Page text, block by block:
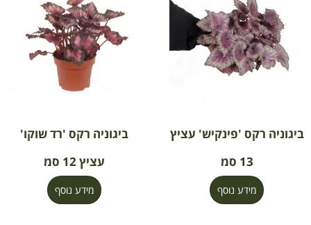
ביגוניה רקס 'פינקיש' עציץ
13 סמ
מידע נוסף
ביגוניה רקס 'רד שוקו'
עציץ 12 סמ
מידע נוסף